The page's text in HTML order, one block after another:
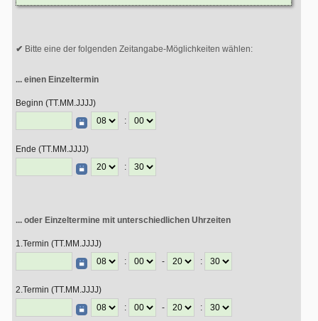
Bitte eine der folgenden Zeitangabe-Möglichkeiten wählen:
... einen Einzeltermin
Beginn (TT.MM.JJJJ)
:
Ende (TT.MM.JJJJ)
:
... oder Einzeltermine mit unterschiedlichen Uhrzeiten
1.Termin (TT.MM.JJJJ)
:
- :
2.Termin (TT.MM.JJJJ)
:
- :